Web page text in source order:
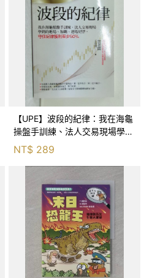
【UPE】波段的紀律：我在海龜
操盤手訓練、法人交易現場學到
的進場、加碼、退場紀律，守住
紀律獲利至少50％_雷老闆
NT$ 289